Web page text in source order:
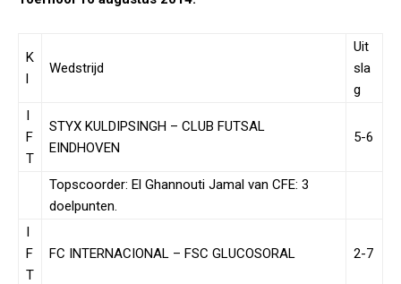
K
l
Wedstrijd
Uit
sla
g
I
F
T
STYX KULDIPSINGH – CLUB FUTSAL
EINDHOVEN
5-6
Topscoorder: El Ghannouti Jamal van CFE: 3
doelpunten.
I
F
T
FC INTERNACIONAL – FSC GLUCOSORAL 2-7